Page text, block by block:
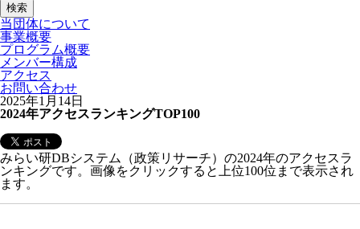
当団体について
事業概要
プログラム概要
メンバー構成
アクセス
お問い合わせ
2025年1月14日
2024年アクセスランキングTOP100
みらい研DBシステム（政策リサーチ）の2024年のアクセスラ
ンキングです。画像をクリックすると上位100位まで表示され
ます。